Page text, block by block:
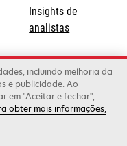
Insights de
analistas
empresa da Xerox
incluindo melhoria da
e publicidade. Ao
em "Aceitar e fechar",
obter mais informações,